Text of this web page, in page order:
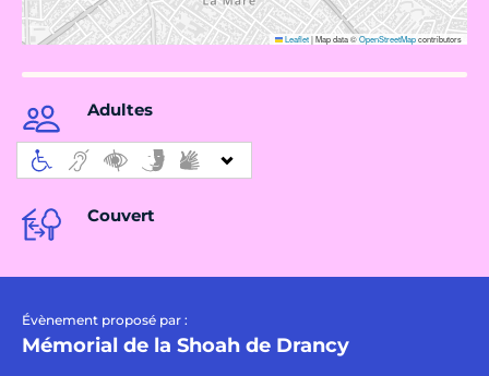
Leaflet|Map data ©OpenStreetMapcontributors
Adultes
Couvert
Évènement proposé par :
Mémorial de la Shoah de Drancy